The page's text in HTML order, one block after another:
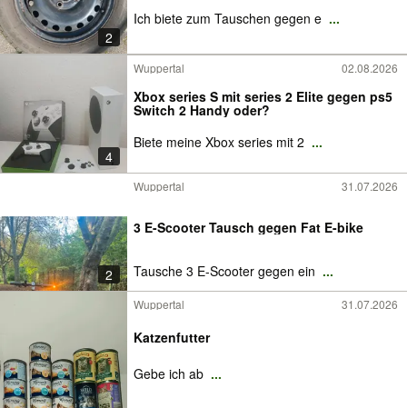
2
Ich biete zum Tauschen gegen e ...
4
Wuppertal 02.08.2026
Xbox series S mit series 2 Elite gegen ps5
Switch 2 Handy oder?
Biete meine Xbox series mit 2 ...
2
Wuppertal 31.07.2026
3 E-Scooter Tausch gegen Fat E-bike
Tausche 3 E-Scooter gegen ein ...
Wuppertal 31.07.2026
Katzenfutter
Gebe ich ab ...